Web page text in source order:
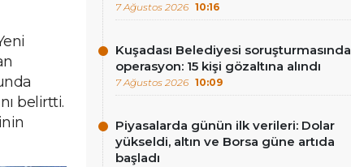
belirtti.
7 Ağustos 2026 10:16
Kuşadası Belediyesi soruşturmasında
operasyon: 15 kişi gözaltına alındı
7 Ağustos 2026 10:09
Piyasalarda günün ilk verileri: Dolar
yükseldi, altın ve Borsa güne artıda
başladı